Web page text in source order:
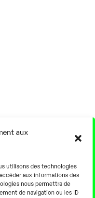
aux
utilisons des technologies
aux informations des
nous permettra de
de navigation ou les ID